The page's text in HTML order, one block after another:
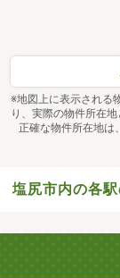
※地図上に表示される
り、実際の物件所在地
正確な物件所在地は
塩尻市内の各